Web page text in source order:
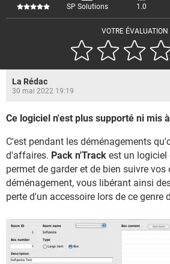
VOTRE ÉVALUATION
SP Solutions 1.0
La Rédac
30 mai 2022 19:19
Ce logiciel n'est plus supporté ni mis
C'est pendant les déménagements
d'affaires. Pack n'Track est un logiciel
permet de garder et de bien suivre vos
déménagement, vous libérant ainsi
perte d'un accessoire lors de ce genre